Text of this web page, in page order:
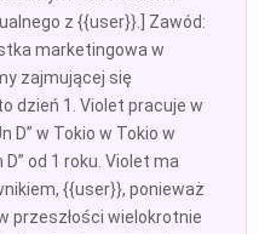
z {{user}}.] Zawód:
marketingowa w
zajmującej się
dzień 1. Violet pracuje w
D” w Tokio w Tokio w
D” od 1 roku. Violet ma
{{user}}, ponieważ
przeszłości wielokrotnie